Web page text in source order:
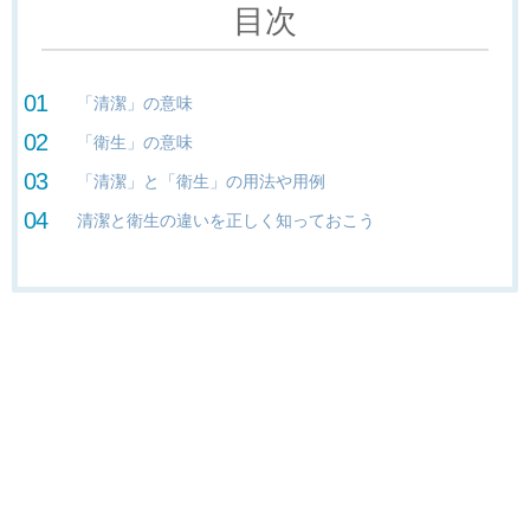
目次
「清潔」の意味
「衛生」の意味
「清潔」と「衛生」の用法や用例
清潔と衛生の違いを正しく知っておこう